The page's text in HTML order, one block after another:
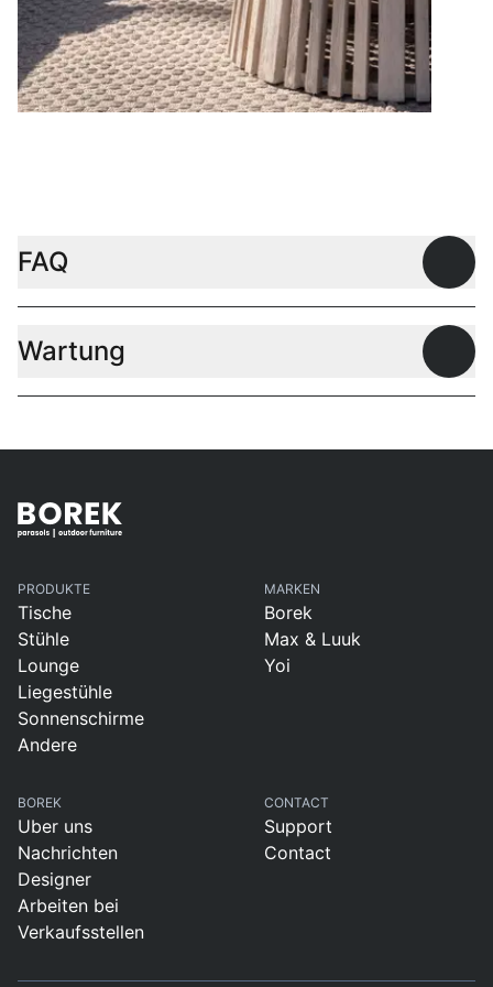
FAQ
Wartung
PRODUKTE
Tische
Stühle
Lounge
Liegestühle
Sonnenschirme
Andere
MARKEN
Borek
Max & Luuk
Yoi
BOREK
Uber uns
Nachrichten
Designer
Arbeiten bei
Verkaufsstellen
CONTACT
Support
Contact